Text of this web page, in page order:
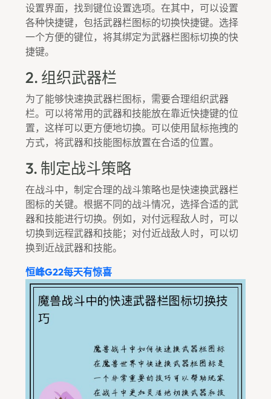
设置界面，找到键位设置选项。在其中，可以设置
各种快捷键，包括武器栏图标的切换快捷键。选择
一个方便的键位，将其绑定为武器栏图标切换的快
捷键。
2. 组织武器栏
为了能够快速换武器栏图标，需要合理组织武器
栏。可以将常用的武器和技能放在靠近快捷键的位
置，这样可以更方便地切换。可以使用鼠标拖拽的
方式，将武器和技能图标放置在合适的位置。
3. 制定战斗策略
在战斗中，制定合理的战斗策略也是快速换武器栏
图标的关键。根据不同的战斗情况，选择合适的武
器和技能进行切换。例如，对付远程敌人时，可以
切换到远程武器和技能；对付近战敌人时，可以切
换到近战武器和技能。
恒峰g22每天有惊喜